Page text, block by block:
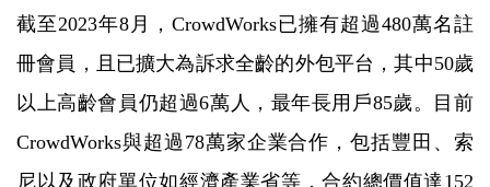
截至2023年8月，CrowdWorks已擁有超過480萬名註
冊會員，且已擴大為訴求全齡的外包平台，其中50歲
以上高齡會員仍超過6萬人，最年長用戶85歲。目前
CrowdWorks與超過78萬家企業合作，包括豐田、索
尼以及政府單位如經濟產業省等，合約總價值達152